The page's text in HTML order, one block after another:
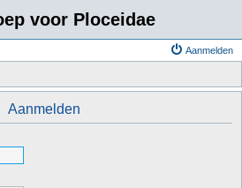
voor Ploceidae
Aanmelden
Aanmelden